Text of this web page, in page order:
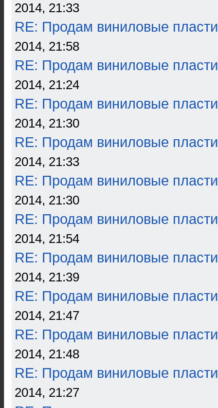
2014, 21:33
RE: Продам виниловые
2014, 21:58
RE: Продам виниловые
2014, 21:24
RE: Продам виниловые
2014, 21:30
RE: Продам виниловые
2014, 21:33
RE: Продам виниловые
2014, 21:30
RE: Продам виниловые
2014, 21:54
RE: Продам виниловые
2014, 21:39
RE: Продам виниловые
2014, 21:47
RE: Продам виниловые
2014, 21:48
RE: Продам виниловые
2014, 21:27